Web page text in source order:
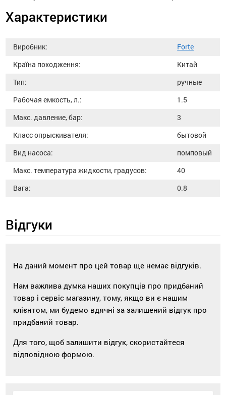
Характеристики
Виробник:
Forte
Країна походження:
Китай
Тип:
ручные
Рабочая емкость, л.:
1.5
Макс. давление, бар:
3
Класс опрыскивателя:
бытовой
Вид насоса:
помповый
Макс. температура жидкости, градусов:
40
Вага:
0.8
Відгуки
На даний момент про цей товар ще немає відгуків.
Нам важлива думка наших покупців про придбаний
товар і сервіс магазину, тому, якщо ви є нашим
клієнтом, ми будемо вдячні за залишений відгук про
придбаний товар.
Для того, щоб залишити відгук, скористайтеся
відповідною формою.